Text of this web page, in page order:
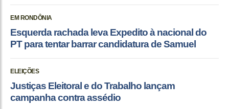
EM RONDÔNIA
Esquerda rachada leva Expedito à nacional do
PT para tentar barrar candidatura de Samuel
ELEIÇÕES
Justiças Eleitoral e do Trabalho lançam
campanha contra assédio